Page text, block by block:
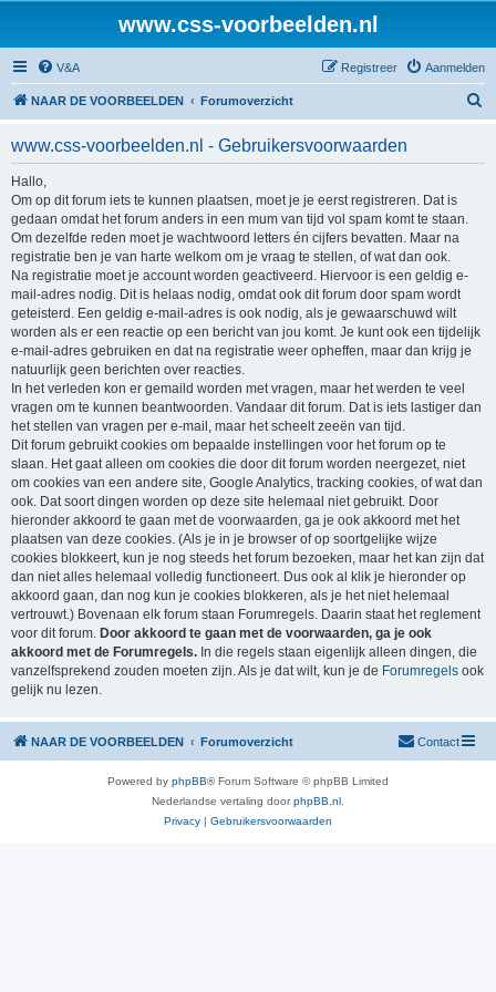
www.css-voorbeelden.nl
V&A Aanmelden
Registreer
NAAR DE VOORBEELDEN Forumoverzicht
www.css-voorbeelden.nl - Gebruikersvoorwaarden
Hallo,
Om op dit forum iets te kunnen plaatsen, moet je je eerst registreren. Dat is
gedaan omdat het forum anders in een mum van tijd vol spam komt te staan.
Om dezelfde reden moet je wachtwoord letters én cijfers bevatten. Maar na
registratie ben je van harte welkom om je vraag te stellen, of wat dan ook.
Na registratie moet je account worden geactiveerd. Hiervoor is een geldig e-
mail-adres nodig. Dit is helaas nodig, omdat ook dit forum door spam wordt
geteisterd. Een geldig e-mail-adres is ook nodig, als je gewaarschuwd wilt
worden als er een reactie op een bericht van jou komt. Je kunt ook een tijdelijk
e-mail-adres gebruiken en dat na registratie weer opheffen, maar dan krijg je
natuurlijk geen berichten over reacties.
In het verleden kon er gemaild worden met vragen, maar het werden te veel
vragen om te kunnen beantwoorden. Vandaar dit forum. Dat is iets lastiger dan
het stellen van vragen per e-mail, maar het scheelt zeeën van tijd.
Dit forum gebruikt cookies om bepaalde instellingen voor het forum op te
slaan. Het gaat alleen om cookies die door dit forum worden neergezet, niet
om cookies van een andere site, Google Analytics, tracking cookies, of wat dan
ook. Dat soort dingen worden op deze site helemaal niet gebruikt. Door
hieronder akkoord te gaan met de voorwaarden, ga je ook akkoord met het
plaatsen van deze cookies. (Als je in je browser of op soortgelijke wijze
cookies blokkeert, kun je nog steeds het forum bezoeken, maar het kan zijn dat
dan niet alles helemaal volledig functioneert. Dus ook al klik je hieronder op
akkoord gaan, dan nog kun je cookies blokkeren, als je het niet helemaal
vertrouwt.) Bovenaan elk forum staan Forumregels. Daarin staat het reglement
voor dit forum. Door akkoord te gaan met de voorwaarden, ga je ook
akkoord met de Forumregels. In die regels staan eigenlijk alleen dingen, die
vanzelfsprekend zouden moeten zijn. Als je dat wilt, kun je de Forumregels ook
gelijk nu lezen.
NAAR DE VOORBEELDEN Forumoverzicht Contact
Powered by phpBB® Forum Software © phpBB Limited
Nederlandse vertaling doorphpBB.nl
Privacy | Gebruikersvoorwaarden